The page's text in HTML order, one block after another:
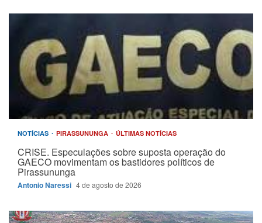
NOTÍCIAS PIRASSUNUNGA ÚLTIMAS NOTÍCIAS
CRISE. Especulações sobre suposta operação do
GAECO movimentam os bastidores políticos de
Pirassununga
Antonio Naressi 4 de agosto de 2026